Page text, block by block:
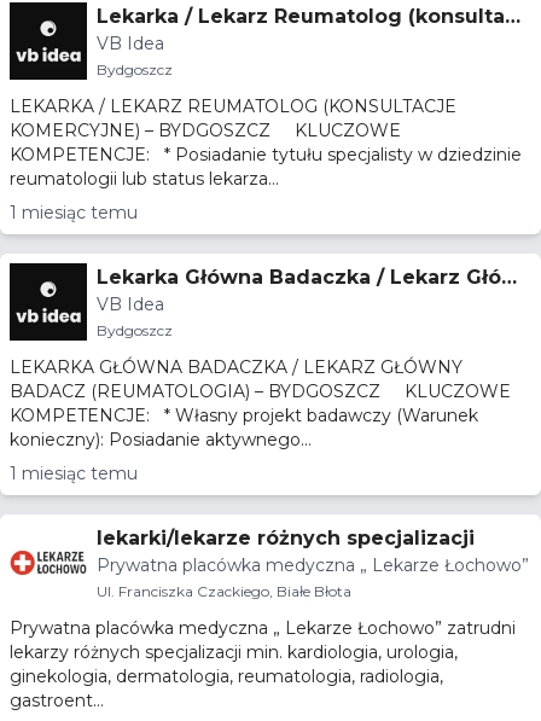
Lekarka / Lekarz Reumatolog (konsultacj
e komercyjne) – Bydgoszcz
VB Idea
Bydgoszcz
LEKARKA / LEKARZ REUMATOLOG (KONSULTACJE
KOMERCYJNE) – BYDGOSZCZ KLUCZOWE
KOMPETENCJE: * Posiadanie tytułu specjalisty w dziedzinie
reumatologii lub status lekarza...
1 miesiąc temu
Lekarka Główna Badaczka / Lekarz Głów
ny Badacz (Reumatologia) – Bydgoszcz
VB Idea
Bydgoszcz
LEKARKA GŁÓWNA BADACZKA / LEKARZ GŁÓWNY
BADACZ (REUMATOLOGIA) – BYDGOSZCZ KLUCZOWE
KOMPETENCJE: * Własny projekt badawczy (Warunek
konieczny): Posiadanie aktywnego...
1 miesiąc temu
lekarki/lekarze różnych specjalizacji
Prywatna placówka medyczna „ Lekarze Łochowo”
Ul. Franciszka Czackiego, Białe Błota
Prywatna placówka medyczna „ Lekarze Łochowo” zatrudni
lekarzy różnych specjalizacji min. kardiologia, urologia,
ginekologia, dermatologia, reumatologia, radiologia,
gastroent...